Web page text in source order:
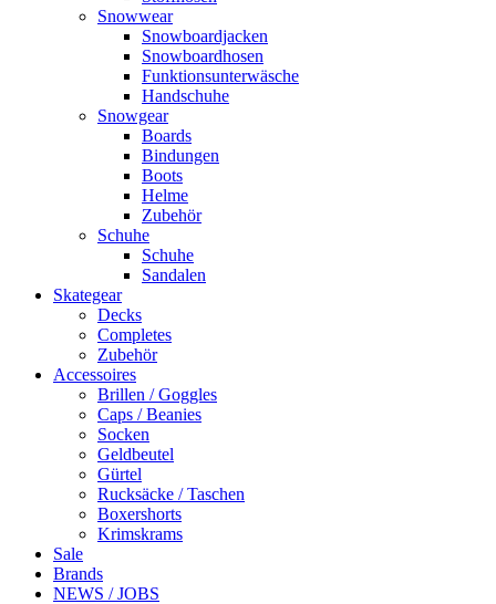
Snowwear
Snowboardjacken
Snowboardhosen
Funktionsunterwäsche
Handschuhe
Snowgear
Boards
Bindungen
Boots
Helme
Zubehör
Schuhe
Schuhe
Sandalen
Skategear
Decks
Completes
Zubehör
Accessoires
Brillen / Goggles
Caps / Beanies
Socken
Geldbeutel
Gürtel
Rucksäcke / Taschen
Boxershorts
Krimskrams
Sale
Brands
NEWS / JOBS